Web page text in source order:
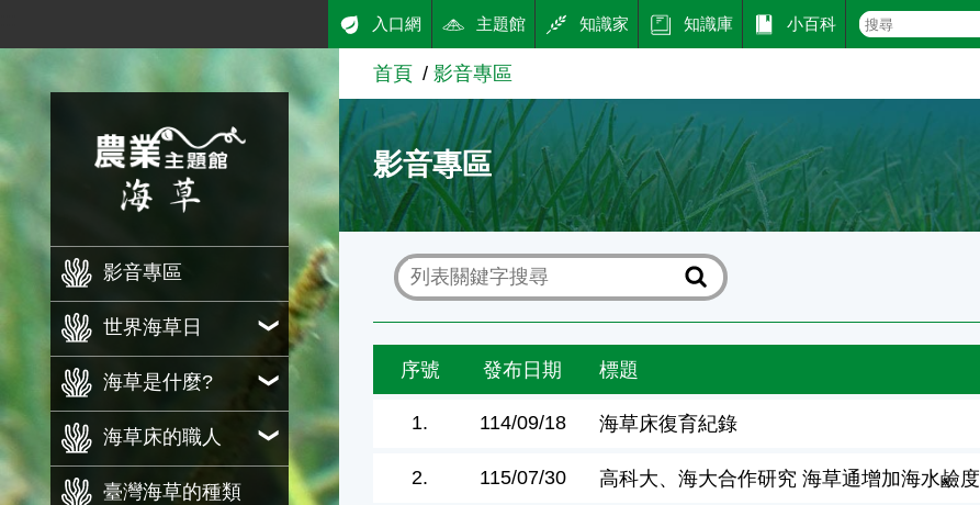
農業知識入口網
影音專區
世界海草日
海草是什麼?
海草床的職人
臺灣海草的種類
入口網 主題館 知識家 知識庫 小百科
首頁 影音專區
影音專區
序號 發布日期 標題
1. 114/09/18 海草床復育紀錄
2. 115/07/30 高科大、海大合作研究 海草通增加海水鹼度